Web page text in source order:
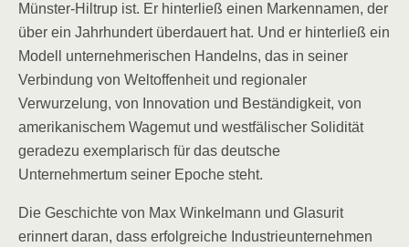
Münster-Hiltrup ist. Er hinterließ einen Markennamen, der
über ein Jahrhundert überdauert hat. Und er hinterließ ein
Modell unternehmerischen Handelns, das in seiner
Verbindung von Weltoffenheit und regionaler
Verwurzelung, von Innovation und Beständigkeit, von
amerikanischem Wagemut und westfälischer Solidität
geradezu exemplarisch für das deutsche
Unternehmertum seiner Epoche steht.
Die Geschichte von Max Winkelmann und Glasurit
erinnert daran, dass erfolgreiche Industrieunternehmen